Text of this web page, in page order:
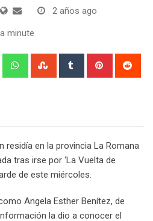
2 años ago
minute
LinkedIn WhatsappStumbleUpon
Tumblr Pinterest
residía en la provincia La Romana
tras irse por ‘La Vuelta de
de este miércoles.
Angela Esther Benítez, de
la dio a conocer el